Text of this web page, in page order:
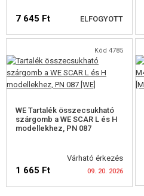
7 645 Ft ELFOGYOTT
ELÉRHETŐSÉGI
FIGYELMEZTETÉS
Kód 4785
WE Tartalék összecsukható
szárgomb a WE SCAR L és H
modellekhez, PN 087
Várható érkezés
1 665 Ft 09. 20. 2026